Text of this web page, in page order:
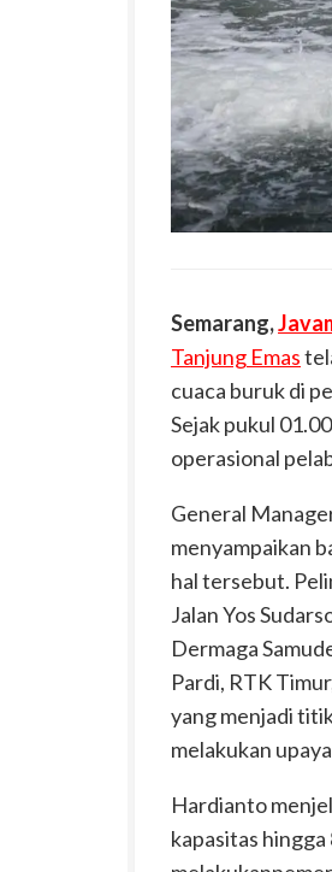
Semarang,
Tanjung Emas
cuaca buruk di
Sejak pukul
operasional
General
menyampaikan
hal tersebut.
Jalan Yos
Dermaga
Pardi, RTK
yang menjadi
melakukan
Hardianto
kapasitas